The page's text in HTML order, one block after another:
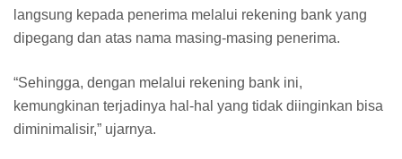
langsung kepada penerima melalui rekening bank yang
dipegang dan atas nama masing-masing penerima.
“Sehingga, dengan melalui rekening bank ini,
kemungkinan terjadinya hal-hal yang tidak diinginkan bisa
diminimalisir,” ujarnya.